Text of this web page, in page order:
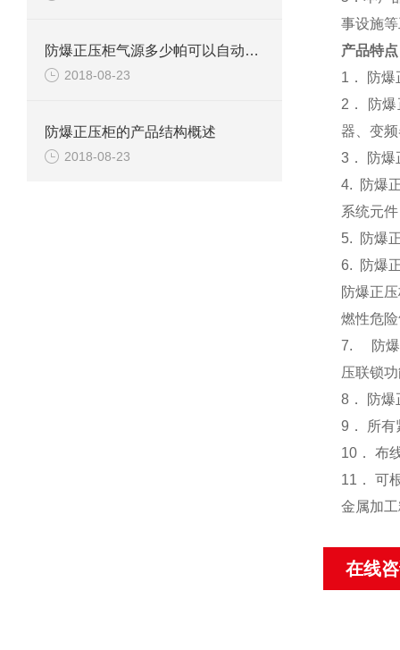
防爆正压柜气源多少帕可以自动换气？
2018-08-23
防爆正压柜的产品结构概述
2018-08-23
事设施
产品特点
1． 防
2． 防
器、变
3． 防爆
4. 防爆
系统元
5. 防爆
6. 防爆
防爆正
燃性危
7. 防爆
压联锁
8． 防爆
9． 所有
10． 布
11． 可
金属加
在线